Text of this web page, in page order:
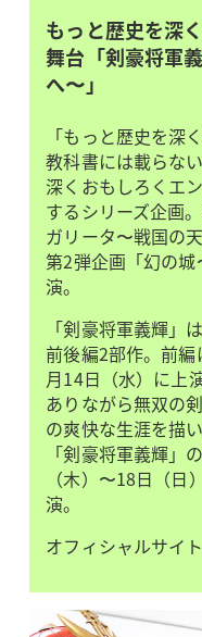
もっと歴史を深
舞台「剣豪将軍
へ〜」
「もっと歴史を深
教科書には載らな
深くおもしろくエ
するシリーズ企画
ガリータ〜戦国の
第2弾企画「幻の
演。
「剣豪将軍義輝」
前後編2部作。前
月14日（水）に上
ありながら無双の
の爽快な生涯を描
「剣豪将軍義輝」
（木）〜18日（日
演。
オフィシャルサイト